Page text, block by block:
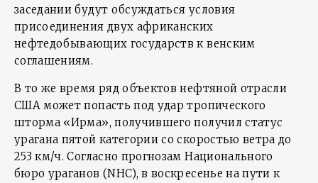
заседании будут обсуждаться условия
присоединения двух африканских
нефтедобывающих государств к венским
соглашениям.
В то же время ряд объектов нефтяной отрасли
США может попасть под удар тропического
шторма «Ирма», получившего получил статус
урагана пятой категории со скоростью ветра до
253 км/ч. Согласно прогнозам Национального
бюро ураганов (NHC), в воскресенье на пути к